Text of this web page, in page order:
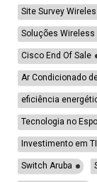
Site Survey
Soluções Wireless
Cisco End Of Sale
Ar Condicionado
eficiência
Tecnologia no
Investimento em TI
Switch Aruba